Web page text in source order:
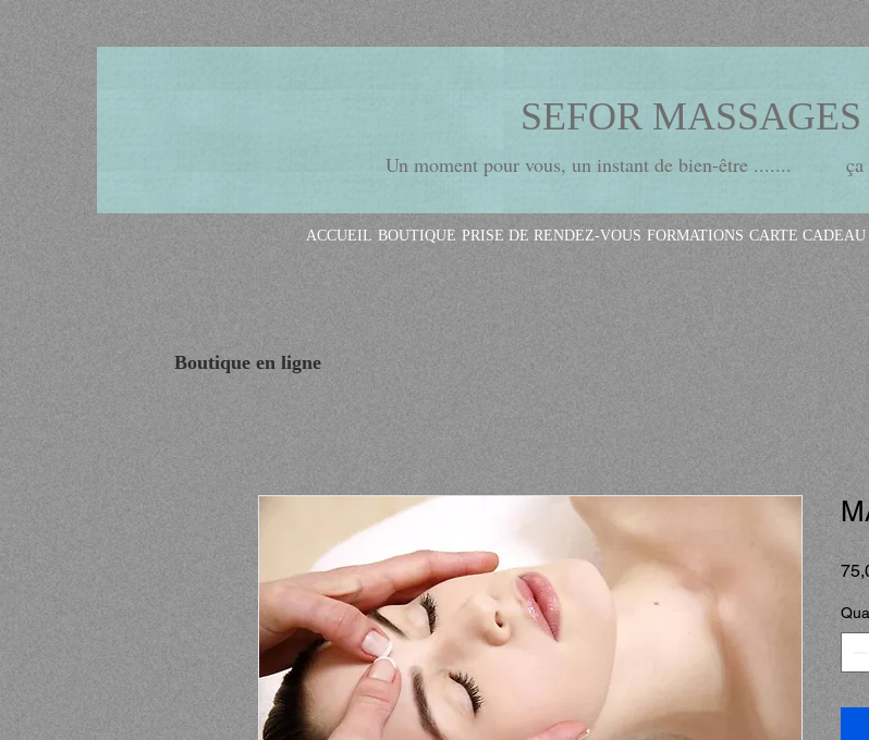
SEFOR MASSAGES
Un moment pour vous, un instant de bien-être ....... ça
ACCUEIL BOUTIQUE PRISE DE RENDEZ-VOUS FORMATIONS CARTE CADEAU
Boutique en ligne